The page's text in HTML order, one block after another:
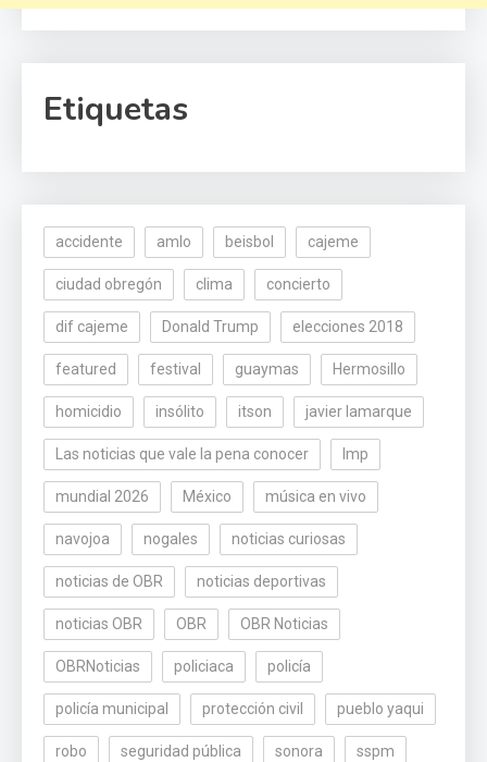
Etiquetas
accidente amlo beisbol cajeme
ciudad obregón clima concierto
dif cajeme Donald Trump elecciones 2018
featured festival guaymas Hermosillo
homicidio insólito itson javier lamarque
Las noticias que vale la pena conocer lmp
mundial 2026 México música en vivo
navojoa nogales noticias curiosas
noticias de OBR noticias deportivas
noticias OBR OBR OBR Noticias
OBRNoticias policiaca policía
policía municipal protección civil pueblo yaqui
robo seguridad pública sonora sspm